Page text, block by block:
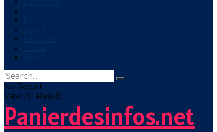
No Result
View All Result
Panierdesinfos.net